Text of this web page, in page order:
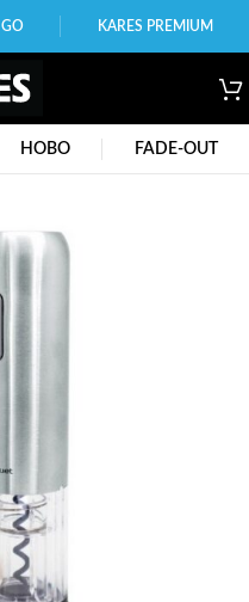
KARES PREMIUM
НОВО FADE-OUT